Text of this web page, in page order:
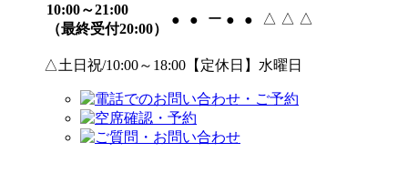
10:00～21:00
（最終受付20:00）
● ● ー ● ● △ △ △
△土日祝/10:00～18:00【定休日】水曜日